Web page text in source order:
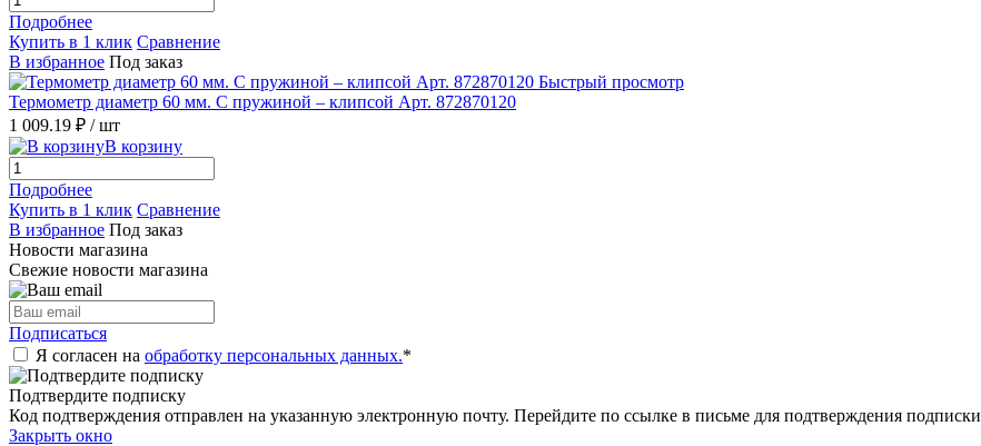
Подробнее
Купить в 1 клик Сравнение
В избранное Под заказ
Быстрый просмотр
Термометр диаметр 60 мм. С пружиной – клипсой Арт. 872870120
1 009.19 ₽ / шт
В корзину
Подробнее
Купить в 1 клик Сравнение
В избранное Под заказ
Новости магазина
Свежие новости магазина
Подписаться
Я согласен на обработку персональных данных.*
Подтвердите подписку
Код подтверждения отправлен на указанную электронную почту. Перейдите по ссылке в письме для подтверждения подписки
Закрыть окно